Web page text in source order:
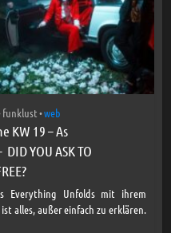
funklust•web
KW 19 – As
YOU ASK TO
Everything Unfolds mit ihrem
alles, außer einfach zu erklären.